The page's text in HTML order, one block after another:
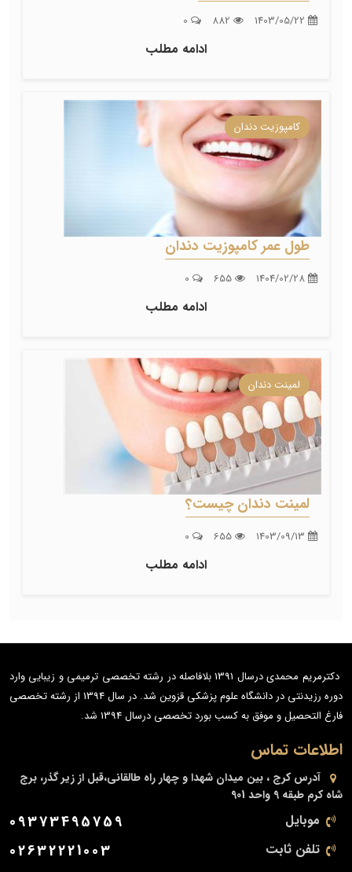
ادامه مطلب
کامپوزیت دندان
طول عمر کامپوزیت دندان
ادامه مطلب
لمینت دندان
لمینت دندان چیست؟
ادامه مطلب
دکترمریم محمدی درسال 1391 بلافاصله در رشته تخصصی ترمیمی و زیبایی وارد
دوره رزیدنتی در دانشگاه علوم پزشکی قزوین شد. در سال 1394 از رشته تخصصی
فارغ التحصیل و موفق به کسب بورد تخصصی درسال 1394 شد.
اطلاعات تماس
آدرس کرج ، بین میدان شهدا و چهار راه طالقانی،قبل از زیر گذر، برج
شاه کرم طبقه 9 واحد 901
موبایل 09373495759
تلفن ثابت 02632221003